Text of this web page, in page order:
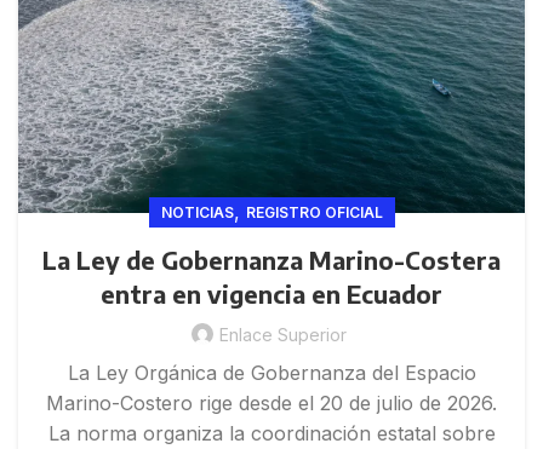
NOTICIAS, REGISTRO OFICIAL
La Ley de Gobernanza Marino-Costera
entra en vigencia en Ecuador
Enlace Superior
La Ley Orgánica de Gobernanza del Espacio
Marino-Costero rige desde el 20 de julio de 2026.
La norma organiza la coordinación estatal sobre